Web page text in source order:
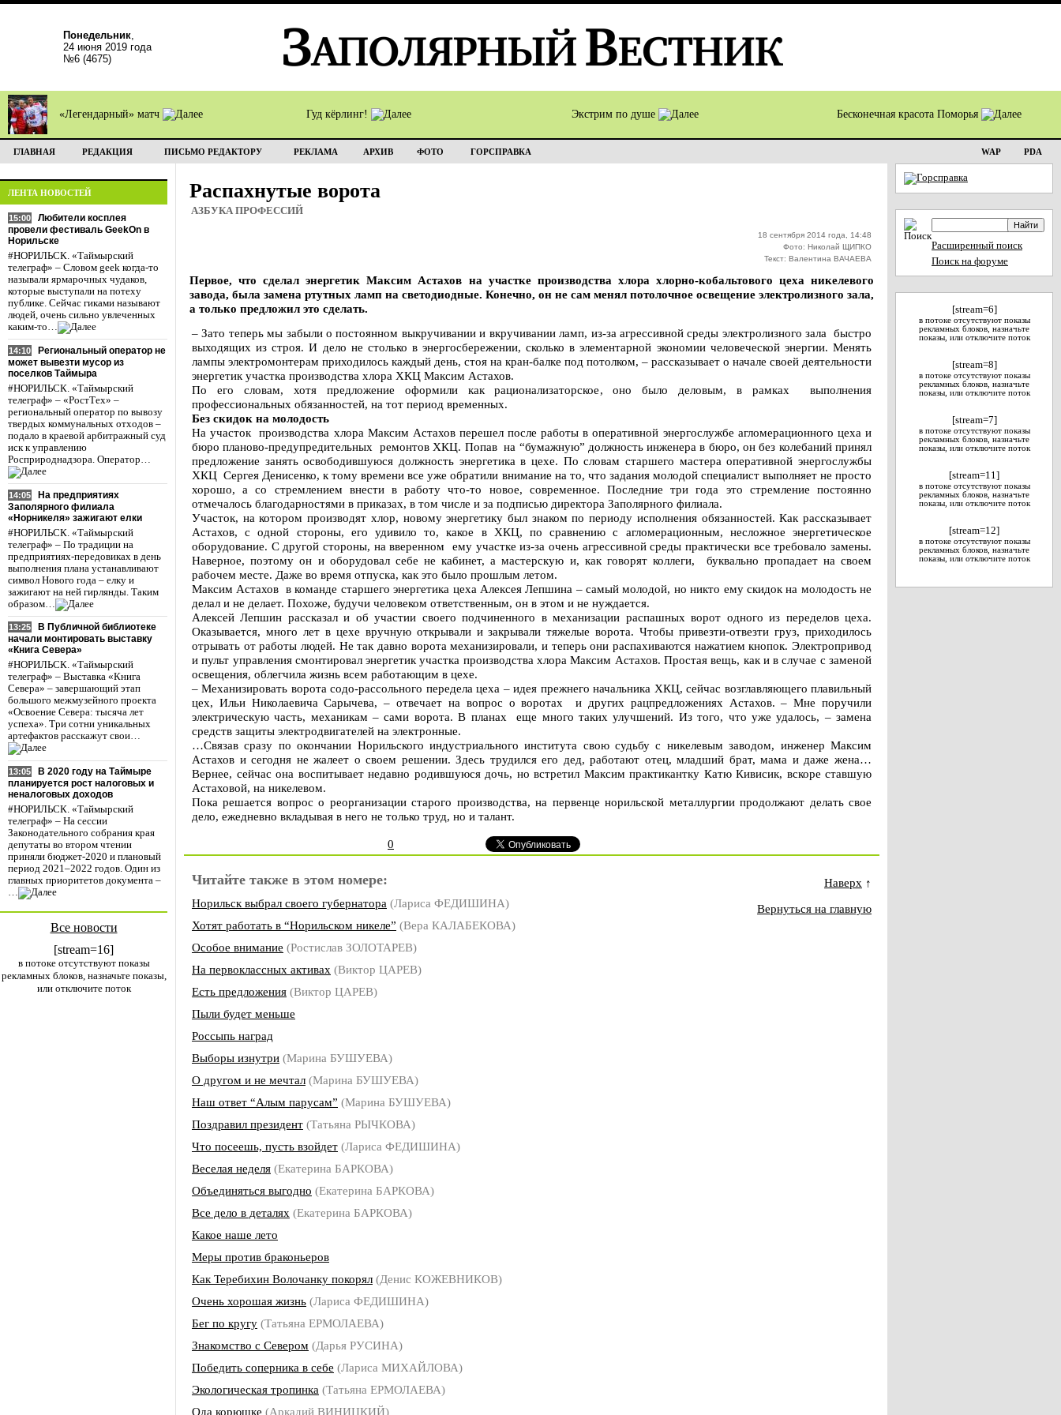
Понедельник,
24 июня 2019 года
№6 (4675)
«Легендарный» матч Гуд кёрлинг! Экстрим по душе Бесконечная красота Поморья
ГЛАВНАЯ РЕДАКЦИЯ ПИСЬМО РЕДАКТОРУ РЕКЛАМА АРХИВ ФОТО ГОРСПРАВКА WAP PDA
ЛЕНТА НОВОСТЕЙ
15:00
Любители косплея
провели фестиваль GeekOn в
Норильске
#НОРИЛЬСК. «Таймырский
телеграф» – Словом geek когда-то
называли ярмарочных чудаков,
которые выступали на потеху
публике. Сейчас гиками называют
людей, очень сильно увлеченных
каким-то…
14:10
Региональный оператор не
может вывезти мусор из
поселков Таймыра
#НОРИЛЬСК. «Таймырский
телеграф» – «РостТех» –
региональный оператор по вывозу
твердых коммунальных отходов –
подало в краевой арбитражный суд
иск к управлению
Росприроднадзора. Оператор…
14:05
На предприятиях
Заполярного филиала
«Норникеля» зажигают елки
#НОРИЛЬСК. «Таймырский
телеграф» – По традиции на
предприятиях-передовиках в день
выполнения плана устанавливают
символ Нового года – елку и
зажигают на ней гирлянды. Таким
образом…
13:25
В Публичной библиотеке
начали монтировать выставку
«Книга Севера»
#НОРИЛЬСК. «Таймырский
телеграф» – Выставка «Книга
Севера» – завершающий этап
большого межмузейного проекта
«Освоение Севера: тысяча лет
успеха». Три сотни уникальных
артефактов расскажут свои…
13:05
В 2020 году на Таймыре
планируется рост налоговых и
неналоговых доходов
#НОРИЛЬСК. «Таймырский
телеграф» – На сессии
Законодательного собрания края
депутаты во втором чтении
приняли бюджет-2020 и плановый
период 2021–2022 годов. Один из
главных приоритетов документа –
…
Все новости
[stream=16]
в потоке отсутствуют показы
рекламных блоков, назначьте показы,
или отключите поток
Распахнутые ворота
АЗБУКА ПРОФЕССИЙ
18 сентября 2014 года, 14:48
Фото: Николай ЩИПКО
Текст: Валентина ВАЧАЕВА
Первое, что сделал энергетик Максим Астахов на участке производства хлора хлорно-кобальтового цеха никелевого
завода, была замена ртутных ламп на светодиодные. Конечно, он не сам менял потолочное освещение электролизного зала,
а только предложил это сделать.
– Зато теперь мы забыли о постоянном выкручивании и вкручивании ламп, из-за агрессивной среды электролизного зала быстро
выходящих из строя. И дело не столько в энергосбережении, сколько в элементарной экономии человеческой энергии. Менять
лампы электромонтерам приходилось каждый день, стоя на кран-балке под потолком, – рассказывает о начале своей деятельности
энергетик участка производства хлора ХКЦ Максим Астахов.
По его словам, хотя предложение оформили как рационализаторское, оно было деловым, в рамках выполнения
профессиональных обязанностей, на тот период временных.
Без скидок на молодость
На участок производства хлора Максим Астахов перешел после работы в оперативной энергослужбе агломерационного цеха и
бюро планово-предупредительных ремонтов ХКЦ. Попав на “бумажную” должность инженера в бюро, он без колебаний принял
предложение занять освободившуюся должность энергетика в цехе. По словам старшего мастера оперативной энергослужбы
ХКЦ Сергея Денисенко, к тому времени все уже обратили внимание на то, что задания молодой специалист выполняет не просто
хорошо, а со стремлением внести в работу что-то новое, современное. Последние три года это стремление постоянно
отмечалось благодарностями в приказах, в том числе и за подписью директора Заполярного филиала.
Участок, на котором производят хлор, новому энергетику был знаком по периоду исполнения обязанностей. Как рассказывает
Астахов, с одной стороны, его удивило то, какое в ХКЦ, по сравнению с агломерационным, несложное энергетическое
оборудование. С другой стороны, на вверенном ему участке из-за очень агрессивной среды практически все требовало замены.
Наверное, поэтому он и оборудовал себе не кабинет, а мастерскую и, как говорят коллеги, буквально пропадает на своем
рабочем месте. Даже во время отпуска, как это было прошлым летом.
Максим Астахов в команде старшего энергетика цеха Алексея Лепшина – самый молодой, но никто ему скидок на молодость не
делал и не делает. Похоже, будучи человеком ответственным, он в этом и не нуждается.
Алексей Лепшин рассказал и об участии своего подчиненного в механизации распашных ворот одного из переделов цеха.
Оказывается, много лет в цехе вручную открывали и закрывали тяжелые ворота. Чтобы привезти-отвезти груз, приходилось
отрывать от работы людей. Не так давно ворота механизировали, и теперь они распахиваются нажатием кнопок. Электропривод
и пульт управления смонтировал энергетик участка производства хлора Максим Астахов. Простая вещь, как и в случае с заменой
освещения, облегчила жизнь всем работающим в цехе.
– Механизировать ворота содо-рассольного передела цеха – идея прежнего начальника ХКЦ, сейчас возглавляющего плавильный
цех, Ильи Николаевича Сарычева, – отвечает на вопрос о воротах и других рацпредложениях Астахов. – Мне поручили
электрическую часть, механикам – сами ворота. В планах еще много таких улучшений. Из того, что уже удалось, – замена
средств защиты электродвигателей на электронные.
…Связав сразу по окончании Норильского индустриального института свою судьбу с никелевым заводом, инженер Максим
Астахов и сегодня не жалеет о своем решении. Здесь трудился его дед, работают отец, младший брат, мама и даже жена…
Вернее, сейчас она воспитывает недавно родившуюся дочь, но встретил Максим практикантку Катю Кивисик, вскоре ставшую
Астаховой, на никелевом.
Пока решается вопрос о реорганизации старого производства, на первенце норильской металлургии продолжают делать свое
дело, ежедневно вкладывая в него не только труд, но и талант.
0
Читайте также в этом номере:
Норильск выбрал своего губернатора (Лариса ФЕДИШИНА)
Хотят работать в “Норильском никеле” (Вера КАЛАБЕКОВА)
Особое внимание (Ростислав ЗОЛОТАРЕВ)
На первоклассных активах (Виктор ЦАРЕВ)
Есть предложения (Виктор ЦАРЕВ)
Пыли будет меньше
Россыпь наград
Выборы изнутри (Марина БУШУЕВА)
О другом и не мечтал (Марина БУШУЕВА)
Наш ответ “Алым парусам” (Марина БУШУЕВА)
Поздравил президент (Татьяна РЫЧКОВА)
Что посеешь, пусть взойдет (Лариса ФЕДИШИНА)
Веселая неделя (Екатерина БАРКОВА)
Объединяться выгодно (Екатерина БАРКОВА)
Все дело в деталях (Екатерина БАРКОВА)
Какое наше лето
Меры против браконьеров
Как Теребихин Волочанку покорял (Денис КОЖЕВНИКОВ)
Очень хорошая жизнь (Лариса ФЕДИШИНА)
Бег по кругу (Татьяна ЕРМОЛАЕВА)
Знакомство с Севером (Дарья РУСИНА)
Победить соперника в себе (Лариса МИХАЙЛОВА)
Экологическая тропинка (Татьяна ЕРМОЛАЕВА)
Ода корюшке (Аркадий ВИНИЦКИЙ)
Наверх ↑
Вернуться на главную
Расширенный поиск
Поиск на форуме
[stream=6]
в потоке отсутствуют показы
рекламных блоков, назначьте
показы, или отключите поток
[stream=8]
в потоке отсутствуют показы
рекламных блоков, назначьте
показы, или отключите поток
[stream=7]
в потоке отсутствуют показы
рекламных блоков, назначьте
показы, или отключите поток
[stream=11]
в потоке отсутствуют показы
рекламных блоков, назначьте
показы, или отключите поток
[stream=12]
в потоке отсутствуют показы
рекламных блоков, назначьте
показы, или отключите поток